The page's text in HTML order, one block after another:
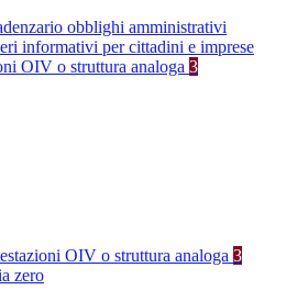
obblighi amministrativi
informativi per cittadini e imprese
OIV o struttura analoga 3
OIV o struttura analoga 3
zero